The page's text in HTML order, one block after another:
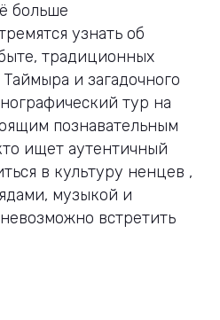
больше
узнать об
традиционных
и загадочного
тур на
познавательным
ищет аутентичный
в культуру ненцев ,
музыкой и
встретить